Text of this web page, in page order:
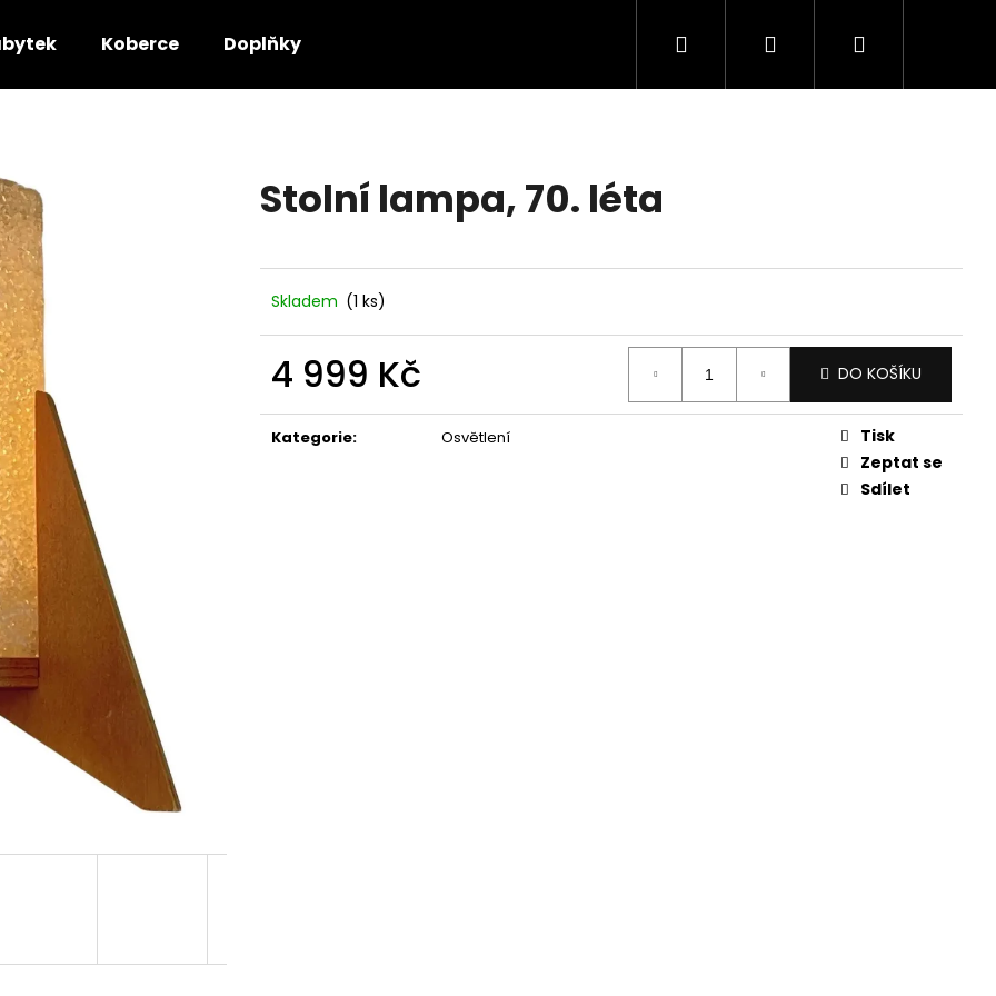
Koberce Doplňky Hledat PřihlášeníNákupní
Stolní lampa, 70. léta
Skladem (1 ks)
4 999 Kč
cena:
DO KOŠÍKU
Kategorie: Osvětlení
Tisk
Zeptat se
Sdílet
HLEDAT